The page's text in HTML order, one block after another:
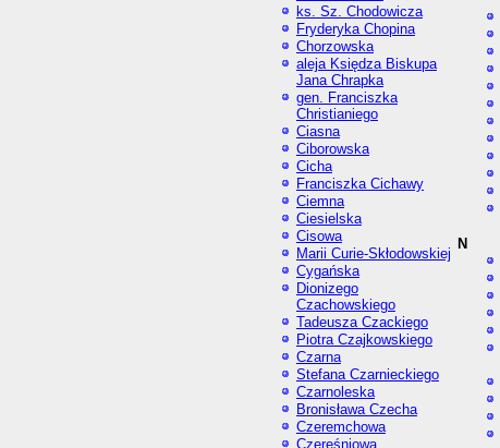
ks. Sz. Chodowicza
Fryderyka Chopina
Chorzowska
aleja Księdza Biskupa
Jana Chrapka
gen. Franciszka
Christianiego
Ciasna
Ciborowska
Cicha
Franciszka Cichawy
Ciemna
Ciesielska
Cisowa
Marii Curie-Skłodowskiej
Cygańska
Dionizego
Czachowskiego
Tadeusza Czackiego
Piotra Czajkowskiego
Czarna
Stefana Czarnieckiego
Czarnoleska
Bronisława Czecha
Czeremchowa
Czereśniowa
N